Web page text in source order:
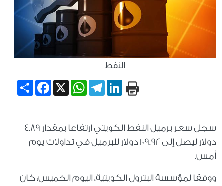
النفط
Share
Facebook X
WhatsApp
TelegramLinkedIn
سجل سعر برميل النفط الكويتي ارتفاعا بمقدار 4.89
دولار ليصل إلى 109.92 دولار للبرميل في تداولات يوم
أمس.
ووفقا لمؤسسة البترول الكويتية، اليوم الخميس، كان